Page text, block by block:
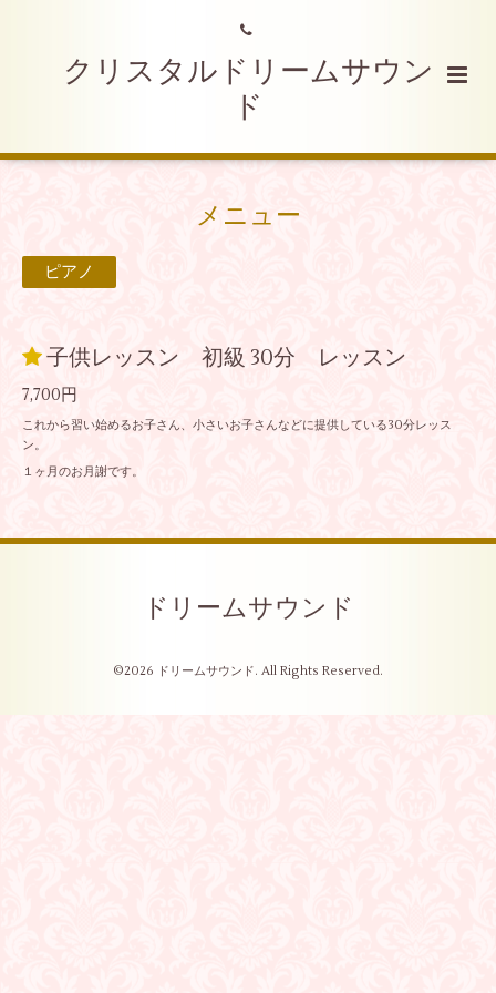
クリスタルドリームサウン
ド
メニュー
ピアノ
子供レッスン 初級 30分 レッスン
7,700円
これから習い始めるお子さん、小さいお子さんなどに提供している30分レッス
ン。
１ヶ月のお月謝です。
ドリームサウンド
©2026 ドリームサウンド. All Rights Reserved.